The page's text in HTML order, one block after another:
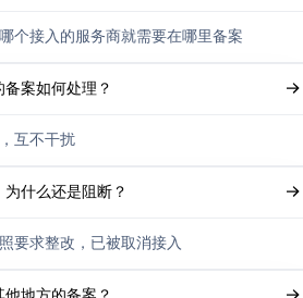
个接入的服务商就需要在哪里备案
案如何处理？
互不干扰
什么还是阻断？
要求整改，已被取消接入
地方的备案？